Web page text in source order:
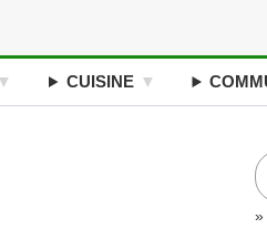
CUISINE
»